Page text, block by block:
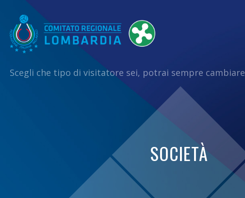
Scegli che tipo di visitatore sei, potrai sempre cambiare
SOCIETÀ